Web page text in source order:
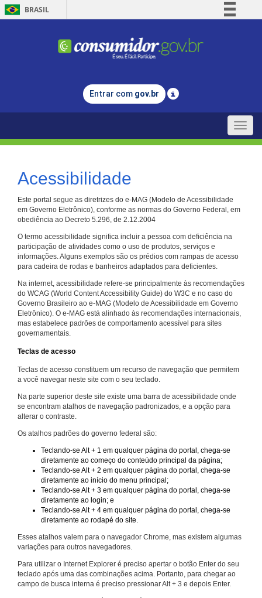
BRASIL
Comunica BR
Legislação
Entrar com gov.br
Toggle
Acessibilidade
Este portal segue as diretrizes do e-MAG (Modelo de Acessibilidade
em Governo Eletrônico), conforme as normas do Governo Federal, em
obediência ao Decreto 5.296, de 2.12.2004
O termo acessibilidade significa incluir a pessoa com deficiência na
participação de atividades como o uso de produtos, serviços e
informações. Alguns exemplos são os prédios com rampas de acesso
para cadeira de rodas e banheiros adaptados para deficientes.
Na internet, acessibilidade refere-se principalmente às recomendações
do WCAG (World Content Accessibility Guide) do W3C e no caso do
Governo Brasileiro ao e-MAG (Modelo de Acessibilidade em Governo
Eletrônico). O e-MAG está alinhado às recomendações internacionais,
mas estabelece padrões de comportamento acessível para sites
governamentais.
Teclas de acesso
Teclas de acesso constituem um recurso de navegação que permitem
a você navegar neste site com o seu teclado.
Na parte superior deste site existe uma barra de acessibilidade onde
se encontram atalhos de navegação padronizados, e a opção para
alterar o contraste.
Os atalhos padrões do governo federal são:
Teclando-se Alt + 1 em qualquer página do portal, chega-se
diretamente ao começo do conteúdo principal da página;
Teclando-se Alt + 2 em qualquer página do portal, chega-se
diretamente ao início do menu principal;
Teclando-se Alt + 3 em qualquer página do portal, chega-se
diretamente ao login; e
Teclando-se Alt + 4 em qualquer página do portal, chega-se
diretamente ao rodapé do site.
Esses atalhos valem para o navegador Chrome, mas existem algumas
variações para outros navegadores.
Para utilizar o Internet Explorer é preciso apertar o botão Enter do seu
teclado após uma das combinações acima. Portanto, para chegar ao
campo de busca interna é preciso pressionar Alt + 3 e depois Enter.